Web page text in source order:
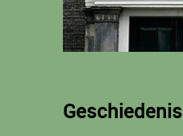
Geschiedenis